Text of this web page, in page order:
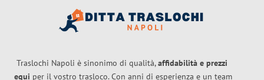
Traslochi Napoli è sinonimo di qualità,affidabilità e prezzi
equi per il vostro trasloco. Con anni di esperienza e un team